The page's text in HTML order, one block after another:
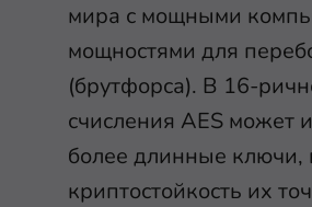
мира с мощными
мощностями для
(брутфорса). В 16-
счисления AES может
более длинные ключи,
криптостойкость их